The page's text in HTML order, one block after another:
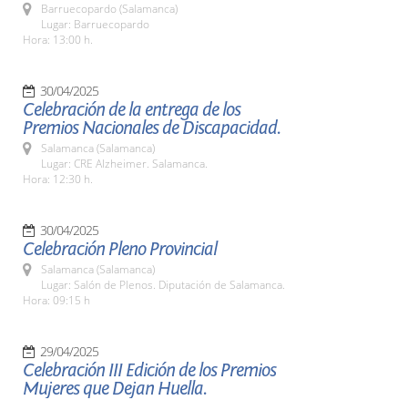
Barruecopardo (Salamanca)
Lugar: Barruecopardo
Hora: 13:00 h.
30/04/2025
Celebración de la entrega de los
Premios Nacionales de Discapacidad.
Salamanca (Salamanca)
Lugar: CRE Alzheimer. Salamanca.
Hora: 12:30 h.
30/04/2025
Celebración Pleno Provincial
Salamanca (Salamanca)
Lugar: Salón de Plenos. Diputación de Salamanca.
Hora: 09:15 h
29/04/2025
Celebración III Edición de los Premios
Mujeres que Dejan Huella.